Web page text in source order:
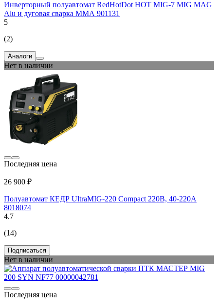
Инверторный полуавтомат RedHotDot HOT MIG-7 MIG MAG
Alu и дуговая сварка ММА 901131
5
(2)
Аналоги
Нет в наличии
Последняя цена
26 900 ₽
Полуавтомат КЕДР UltraMIG-220 Compact 220В, 40-220А
8018074
4.7
(14)
Подписаться
Нет в наличии
Последняя цена